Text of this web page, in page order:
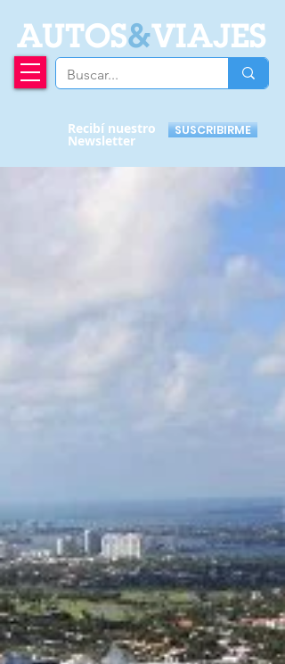
AUTOS&VIAJES
Recibí nuestro
Newsletter
SUSCRIBIRME